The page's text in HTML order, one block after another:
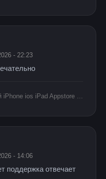
- 22:23
⚡️ Apple ID Американский iPhone ios iPad Appstore +🎁🎈 USA ICLOUD ЛИЧНЫЙ БЕЗ 2FA
- 14:06
поддержка отвечает